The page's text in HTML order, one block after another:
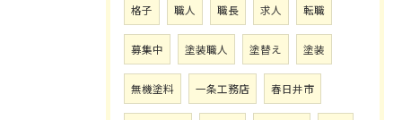
格子 職人 職長 求人 転職
募集中 塗装職人 塗替え 塗装
無機塗料 一条工務店 春日井市